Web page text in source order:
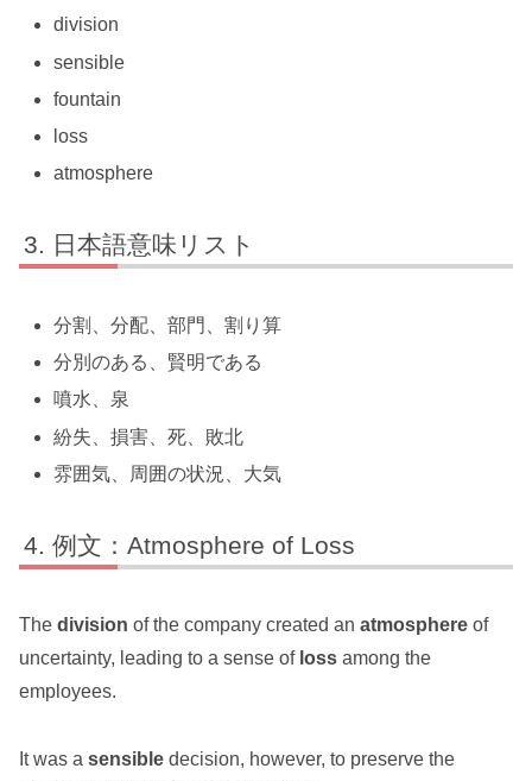
division
sensible
fountain
loss
atmosphere
日本語意味リスト
分割、分配、部門、割り算
分別のある、賢明である
噴水、泉
紛失、損害、死、敗北
雰囲気、周囲の状況、大気
例文：Atmosphere of Loss
The division of the company created an atmosphere of
uncertainty, leading to a sense of loss among the
employees.
It was a sensible decision, however, to preserve the